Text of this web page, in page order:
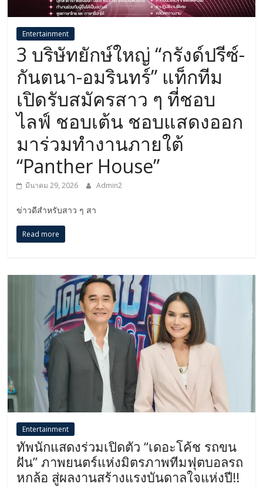
Entertainment
3 บริษัทยักษ์ใหญ่ “กรังด์ปรีซ์-
กันตนา-อมรินทร์” แท็กทีม
เปิดรับสมัครสาว ๆ ที่ชอบ
ไลฟ์ ชอบเต้น ชอบแสดงออก
มาร่วมทำงานภายใต้
“Panther House”
มีนาคม 29, 2026 Admin2
ข่าวดีสำหรับสาว ๆ สา
Read more
Entertainment
ทัพนักแสดงร่วมเปิดตัว “เดอะโค้ช รถขน
ฝัน” ภาพยนตร์แห่งมิตรภาพทีมฟุตบอลรถ
หกล้อ สู่ผลงานสร้างแรงบันดาลใจแห่งปี!!